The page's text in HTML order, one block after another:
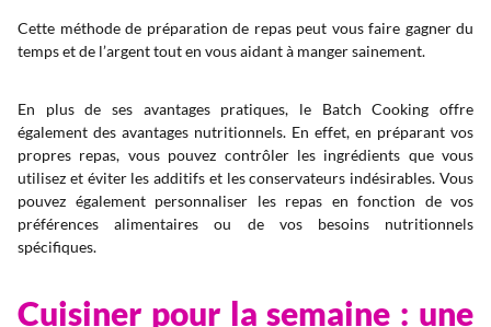
Cette méthode de préparation de repas peut vous faire gagner du
temps et de l’argent tout en vous aidant à manger sainement.
En plus de ses avantages pratiques, le Batch Cooking offre
également des avantages nutritionnels. En effet, en préparant vos
propres repas, vous pouvez contrôler les ingrédients que vous
utilisez et éviter les additifs et les conservateurs indésirables. Vous
pouvez également personnaliser les repas en fonction de vos
préférences alimentaires ou de vos besoins nutritionnels
spécifiques.
Cuisiner pour la semaine : une